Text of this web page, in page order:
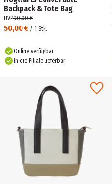
Backpack & Tote Bag
50,00 € / 1 Stk.
UVP90,00 €
Online verfügbar
In die Filiale lieferbar